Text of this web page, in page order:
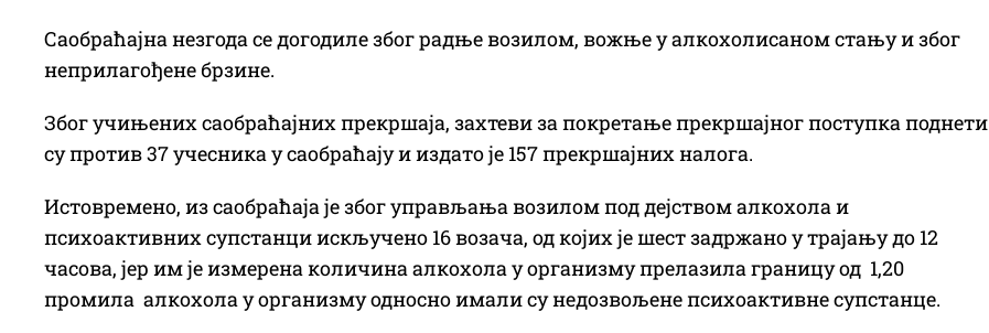
Саобраћајна незгода се догодиле због радње возилом, вожње у алкохолисаном стању и због
неприлагођене брзине.
Због учињених саобраћајних прекршаја, захтеви за покретање прекршајног поступка поднети
су против 37 учесника у саобраћају и издато је 157 прекршајних налога.
Истовремено, из саобраћаја је због управљања возилом под дејством алкохола и
психоактивних супстанци искључено 16 возача, од којих је шест задржано у трајању до 12
часова, јер им је измерена количина алкохола у организму прелазила границу од 1,20
промила алкохола у организму односно имали су недозвољене психоактивне супстанце.